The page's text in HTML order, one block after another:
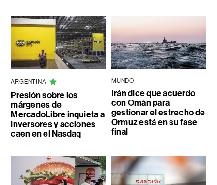
ARGENTINA
Presión sobre los
márgenes de
MercadoLibre inquieta a
inversores y acciones
caen en el Nasdaq
MUNDO
Irán dice que acuerdo
con Omán para
gestionar el estrecho de
Ormuz está en su fase
final